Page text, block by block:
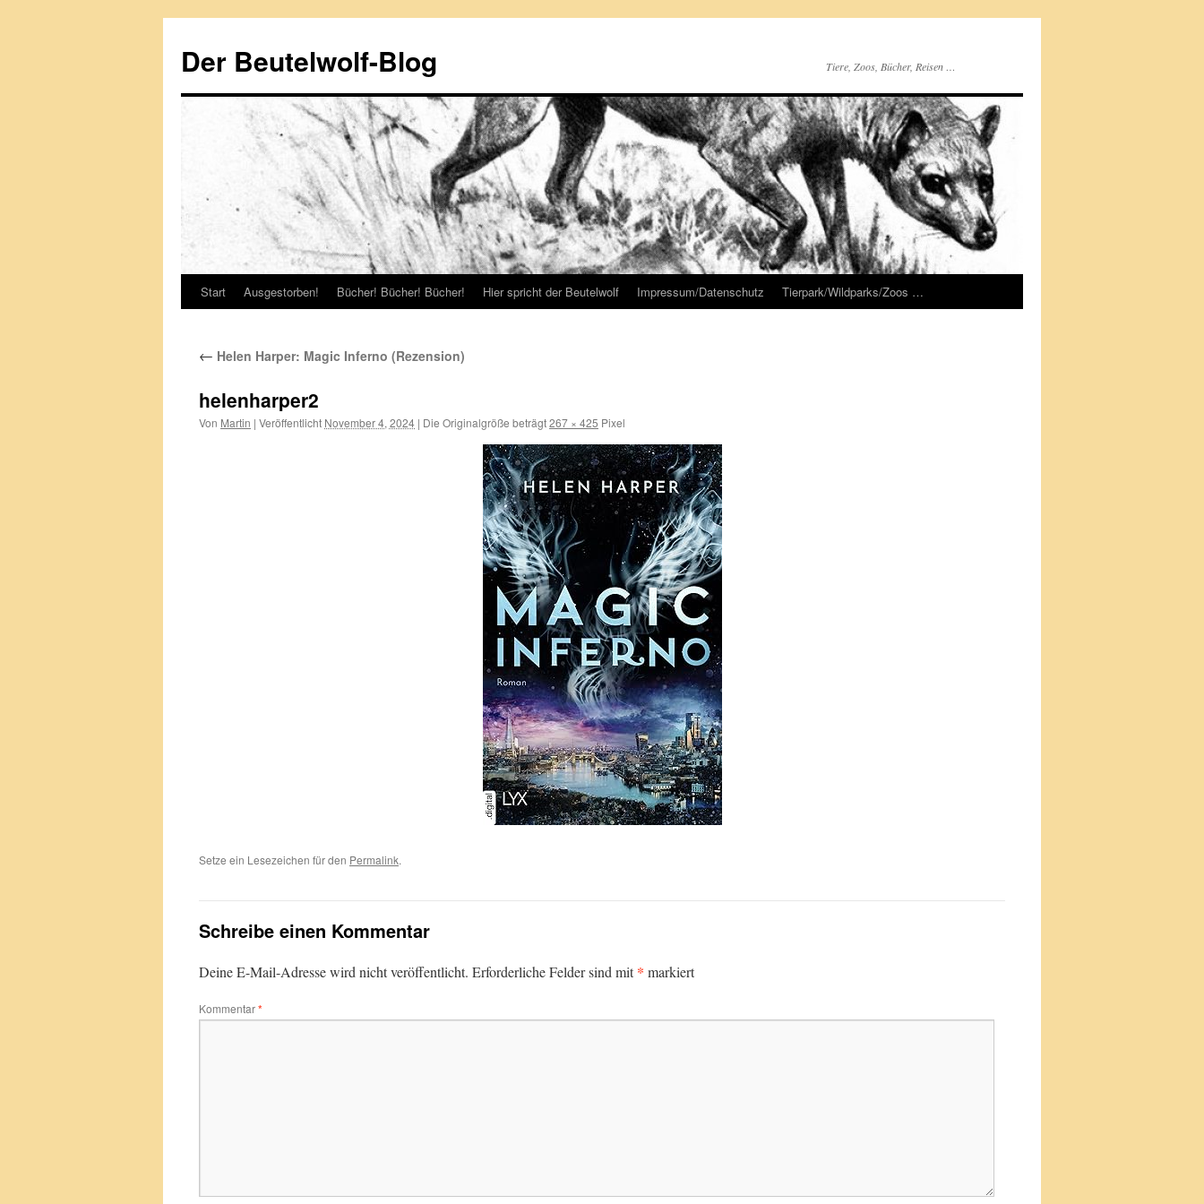
springen
Der Beutelwolf-Blog Tiere, Zoos, Bücher, Reisen …
Start Ausgestorben! Bücher! Bücher! Bücher! Hier spricht der Beutelwolf Impressum/Datenschutz Tierpark/Wildparks/Zoos …
← Helen Harper: Magic Inferno (Rezension)
helenharper2
Von Martin | Veröffentlicht November 4, 2024 | Die Originalgröße beträgt267 × 425 Pixel
Setze ein Lesezeichen für den Permalink.
Schreibe einen Kommentar
Deine E-Mail-Adresse wird nicht veröffentlicht. Erforderliche Felder sind mit* markiert
Kommentar*